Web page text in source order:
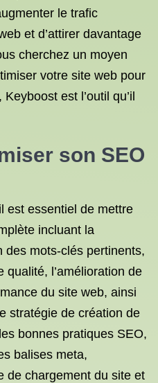
le trafic
et d’attirer davantage
cherchez un moyen
votre site web pour
est l’outil qu’il
son SEO
est essentiel de mettre
incluant la
des mots-clés pertinents,
qualité, l’amélioration de
du site web, ainsi
stratégie de création de
bonnes pratiques SEO,
balises meta,
de chargement du site et